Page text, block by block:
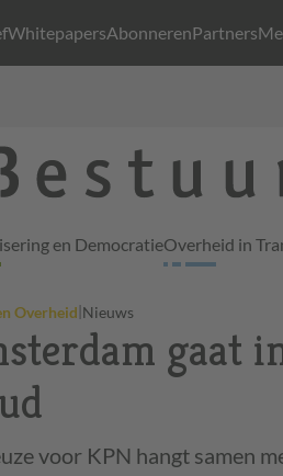
WhitepapersAbonnerenPartners
en DemocratieOverheid in
Overheid|Nieuws
gaat
voor KPN hangt samen